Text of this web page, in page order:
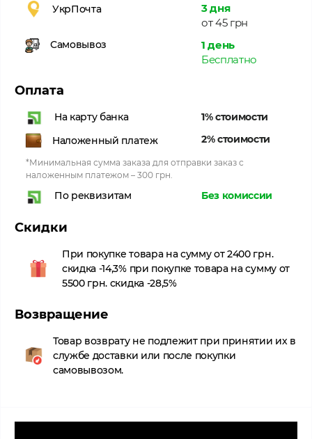
УкрПочта
3 дня
от 45 грн
Самовывоз
1 день
Бесплатно
Оплата
На карту банка
1% стоимости
Наложенный платеж
2% стоимости
*Минимальная сумма заказа для отправки заказ с
наложенным платежом – 300 грн.
По реквизитам Без комиссии
Скидки
При покупке товара на сумму от 2400 грн.
скидка -14,3% при покупке товара на сумму от
5500 грн. скидка -28,5%
Возвращение
Товар возврату не подлежит при принятии их в
службе доставки или после покупки
самовывозом.